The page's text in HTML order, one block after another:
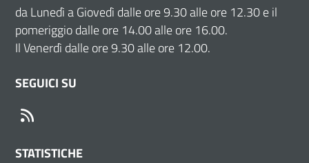
da Lunedì a Giovedì dalle ore 9.30 alle ore 12.30 e il
pomeriggio dalle ore 14.00 alle ore 16.00.
Il Venerdì dalle ore 9.30 alle ore 12.00.
SEGUICI SU
STATISTICHE